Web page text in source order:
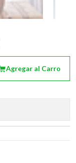
Agregar al Carro